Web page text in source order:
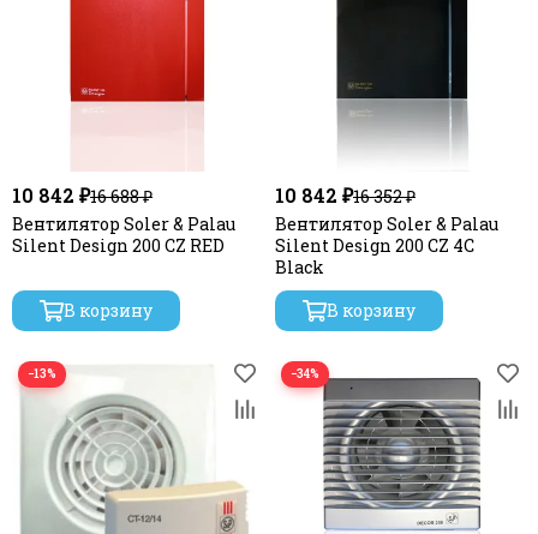
10 842 ₽16 688 ₽
Вентилятор Soler & Palau
Silent Design 200 CZ RED
В корзину
10 842 ₽16 352 ₽
Вентилятор Soler & Palau
Silent Design 200 CZ 4C
Black
В корзину
−13% −34%